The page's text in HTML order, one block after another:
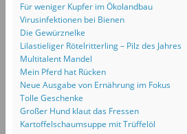
Für weniger Kupfer im Ökolandbau
Virusinfektionen bei Bienen
Die Gewürznelke
Lilastieliger Rötelritterling – Pilz des Jahres
Multitalent Mandel
Mein Pferd hat Rücken
Neue Ausgabe von Ernährung im Fokus
Tolle Geschenke
Großer Hund klaut das Fressen
Kartoffelschaumsuppe mit Trüffelöl